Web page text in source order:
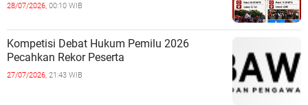
28/07/2026, 00:10 WIB
Kompetisi Debat Hukum Pemilu 2026
Pecahkan Rekor Peserta
27/07/2026, 21:43 WIB